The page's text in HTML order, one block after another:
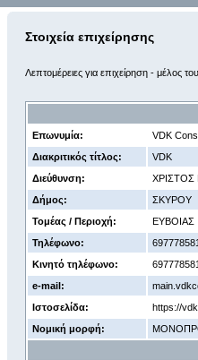
Στοιχεία επιχείρησης
Λεπτομέρειες για επιχείρηση - μέλος
Επωνυμία:
VDK
Διακριτικός τίτλος:
VDK
Διεύθυνση:
ΧΡΙΣΤΟΣ
Δήμος:
ΣΚΥΡΟΥ
Τομέας / Περιοχή:
ΕΥΒΟΙΑΣ
Τηλέφωνο:
Κινητό τηλέφωνο:
e-mail:
Ιστοσελίδα:
https://
Νομική μορφή: